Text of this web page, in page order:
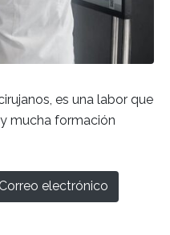
es una labor que
mucha formación
Correo electrónico